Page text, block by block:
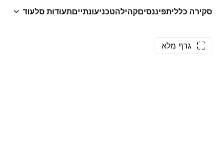
סקירה כלליתפיננסיםקהילהטכניעונתייםתעודות סלעוד
גרף מלא